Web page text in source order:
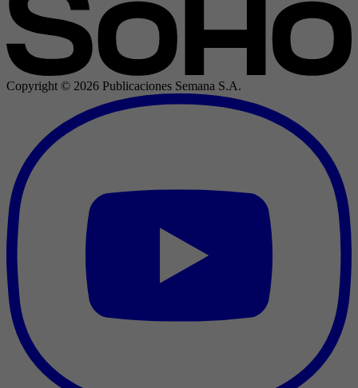
Copyright © 2026 Publicaciones Semana S.A.